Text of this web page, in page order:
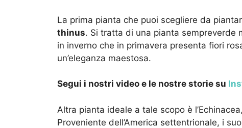
La prima pianta che puoi scegliere da
thinus. Si tratta di una pianta sempreverde
in inverno che in primavera presenta fiori
un’eleganza maestosa.
Segui i nostri video e le nostre storie su
Altra pianta ideale a tale scopo è
Proveniente dell’America settentrionale, i